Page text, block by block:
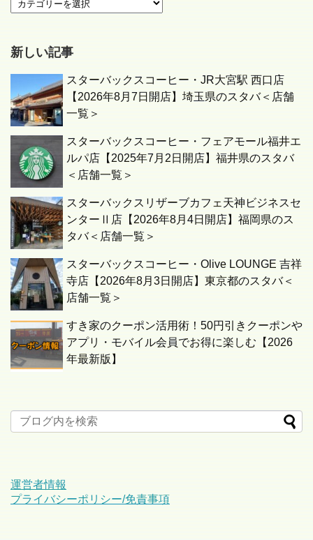
新しい記事
スターバックスコーヒー・JR大宮駅 西口店
【2026年8月7日開店】埼玉県のスタバ＜店舗
一覧＞
スターバックスコーヒー・フェアモール福井エ
ルパ店【2025年7月2日開店】福井県のスタバ
＜店舗一覧＞
スターバックスリザーブカフェ天神ビジネスセ
ンターⅡ店【2026年8月4日開店】福岡県のス
タバ＜店舗一覧＞
スターバックスコーヒー・Olive LOUNGE 吉祥
寺店【2026年8月3日開店】東京都のスタバ＜
店舗一覧＞
すき家のクーポン活用術！50円引きクーポンや
アプリ・モバイル会員でお得に楽しむ【2026
年最新版】
運営者情報
プライバシーポリシー/免責事項